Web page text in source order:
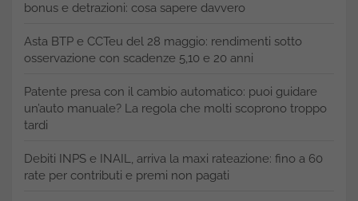
bonus e detrazioni: cosa sapere davvero
Asta BTP e CCTeu del 28 maggio: rendimenti sotto
osservazione con scadenze 5,10 e 20 anni
Patente presa con il cambio automatico: puoi guidare
un’auto manuale? La regola che molti scoprono troppo
tardi
Debiti INPS e INAIL, arriva la maxi rateazione: fino a 60
rate per contributi e premi non pagati